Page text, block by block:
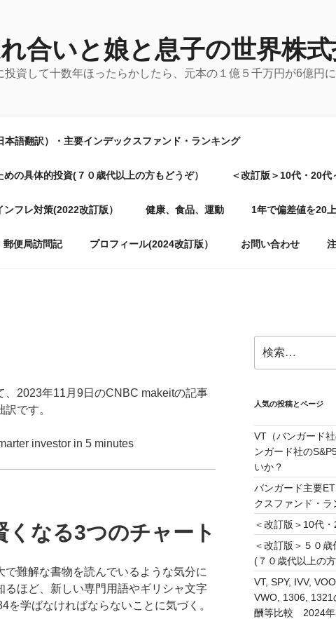
合いと娘と息子の世界株
資して十数年ほったらかしたら、元本の１億５千万円が6億円
本語翻訳）・主要インデックスファンド・ランキング
の具体的投資(７０歳代以上の方もどうぞ） ＜改訂版＞10代・20代
フレ対策(2022改訂版） 健康、食品、運動 1年で偏差値を20
郵便局訪問記 プロフィール(2024改訂版） お問い合わせ
、2023年11月9日のCNBC makeitの記事
です。
investor in 5 minutes
くなる3つのチャート
難解な書物を読んでいるような気分に
るほど、新しい専門用語やギリシャ文字
を学ばなければならないことに気づく。
索:
人気の投稿とページ
VT（バンガード
ンガード社の
いか？
バンガード主要
クスファンド・ラ
＜改訂版＞10代
＜改訂版＞５０
(７０歳代以上の方
VT, SPY, IVV,
VWO, 1306, 1321
酬等比較 2024年